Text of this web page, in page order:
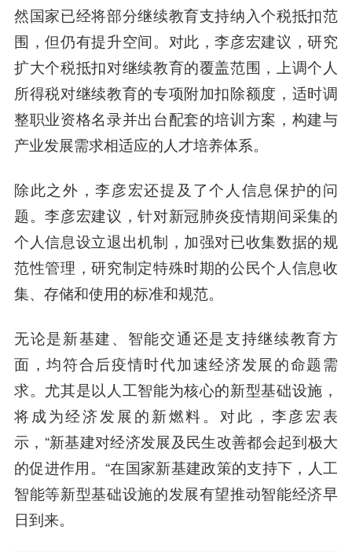
然国家已经将部分继续教育支持纳入个税抵扣范
围，但仍有提升空间。对此，李彦宏建议，研究
扩大个税抵扣对继续教育的覆盖范围，上调个人
所得税对继续教育的专项附加扣除额度，适时调
整职业资格名录并出台配套的培训方案，构建与
产业发展需求相适应的人才培养体系。
除此之外，李彦宏还提及了个人信息保护的问
题。李彦宏建议，针对新冠肺炎疫情期间采集的
个人信息设立退出机制，加强对已收集数据的规
范性管理，研究制定特殊时期的公民个人信息收
集、存储和使用的标准和规范。
无论是新基建、智能交通还是支持继续教育方
面，均符合后疫情时代加速经济发展的命题需
求。尤其是以人工智能为核心的新型基础设施，
将成为经济发展的新燃料。对此，李彦宏表
示，“新基建对经济发展及民生改善都会起到极大
的促进作用。“在国家新基建政策的支持下，人工
智能等新型基础设施的发展有望推动智能经济早
日到来。